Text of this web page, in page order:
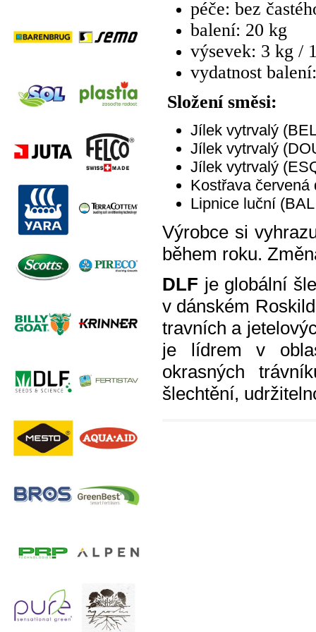
péče: bez
balení: 20 kg
výsevek: 3 kg /
vydatnost
Složení směsi:
Jílek vytrvalý
Jílek vytrvalý
Jílek vytrvalý
Kostřava
Lipnice luční
Výrobce si
během roku.
DLF je globální
v dánském
travních a
je lídrem v
okrasných
šlechtění,